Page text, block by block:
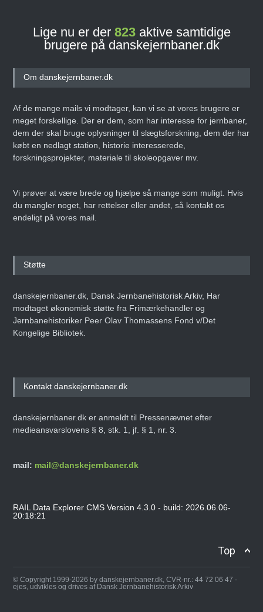
Lige nu er der 823aktive samtidige
brugere på danskejernbaner.dk
Om danskejernbaner.dk
Af de mange mails vi modtager, kan vi se at vores brugere er
meget forskellige. Der er dem, som har interesse for jernbaner,
dem der skal bruge oplysninger til slægtsforskning, dem der har
købt en nedlagt station, historie interesserede,
forskningsprojekter, materiale til skoleopgaver mv.
Vi prøver at være brede og hjælpe så mange som muligt. Hvis
du mangler noget, har rettelser eller andet, så kontakt os
endeligt på vores mail.
Støtte
danskejernbaner.dk, Dansk Jernbanehistorisk Arkiv, Har
modtaget økonomisk støtte fra Frimærkehandler og
Jernbanehistoriker Peer Olav Thomassens Fond v/Det
Kongelige Bibliotek.
Kontakt danskejernbaner.dk
danskejernbaner.dk er anmeldt til Pressenævnet efter
medieansvarslovens § 8, stk. 1, jf. § 1, nr. 3.
mail: mail@danskejernbaner.dk
RAIL Data Explorer CMS Version 4.3.0 - build: 2026.06.06-
20:18:21
Top
© Copyright 1999-2026 by danskejernbaner.dk, CVR-nr.: 44 72 06 47 -
ejes, udvikles og drives af Dansk Jernbanehistorisk Arkiv